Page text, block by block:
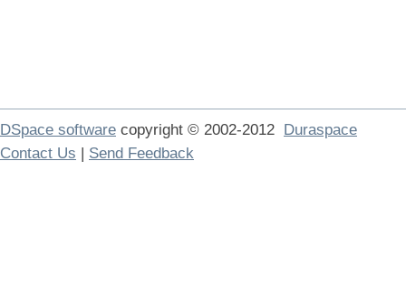
DSpace software copyright © 2002-2012 Duraspace
Contact Us | Send Feedback